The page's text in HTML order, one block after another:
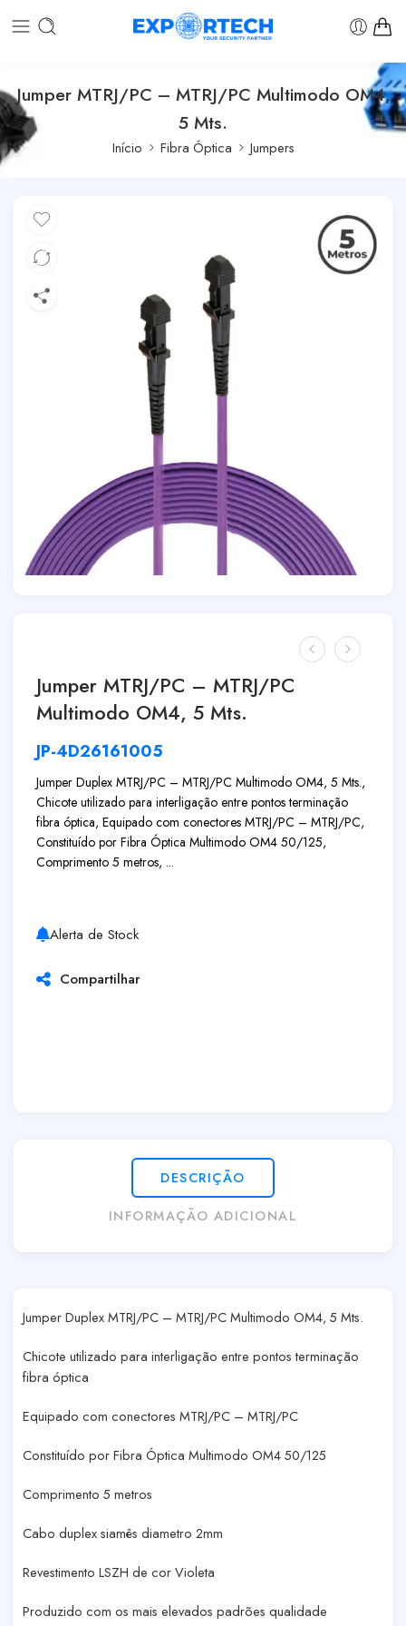
Jumper MTRJ/PC – MTRJ/PC Multimodo OM4,
5 Mts.
Início Fibra Óptica Jumpers
Jumper MTRJ/PC – MTRJ/PC
Multimodo OM4, 5 Mts.
JP-4D26161005
Jumper Duplex MTRJ/PC – MTRJ/PC Multimodo OM4, 5 Mts.,
Chicote utilizado para interligação entre pontos terminação
fibra óptica, Equipado com conectores MTRJ/PC – MTRJ/PC,
Constituído por Fibra Óptica Multimodo OM4 50/125,
Comprimento 5 metros, ...
Alerta de Stock
Compartilhar
DESCRIÇÃO
INFORMAÇÃO ADICIONAL
Jumper Duplex MTRJ/PC – MTRJ/PC Multimodo OM4, 5 Mts.
Chicote utilizado para interligação entre pontos terminação
fibra óptica
Equipado com conectores MTRJ/PC – MTRJ/PC
Constituído por Fibra Óptica Multimodo OM4 50/125
Comprimento 5 metros
Cabo duplex siamês diametro 2mm
Revestimento LSZH de cor Violeta
Produzido com os mais elevados padrões qualidade